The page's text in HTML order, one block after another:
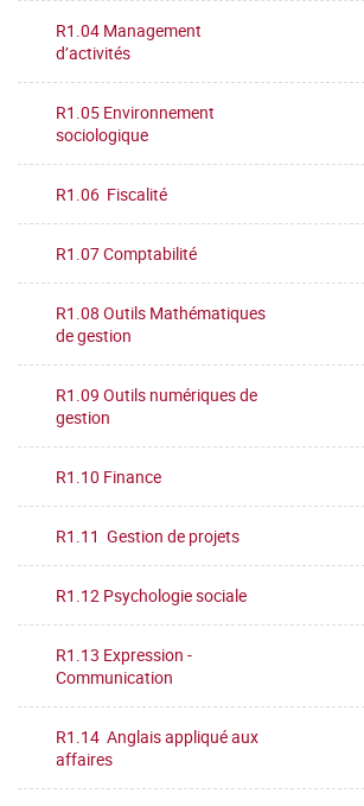
R1.04 Management
d’activités
R1.05 Environnement
sociologique
R1.06 Fiscalité
R1.07 Comptabilité
R1.08 Outils Mathématiques
de gestion
R1.09 Outils numériques de
gestion
R1.10 Finance
R1.11 Gestion de projets
R1.12 Psychologie sociale
R1.13 Expression -
Communication
R1.14 Anglais appliqué aux
affaires